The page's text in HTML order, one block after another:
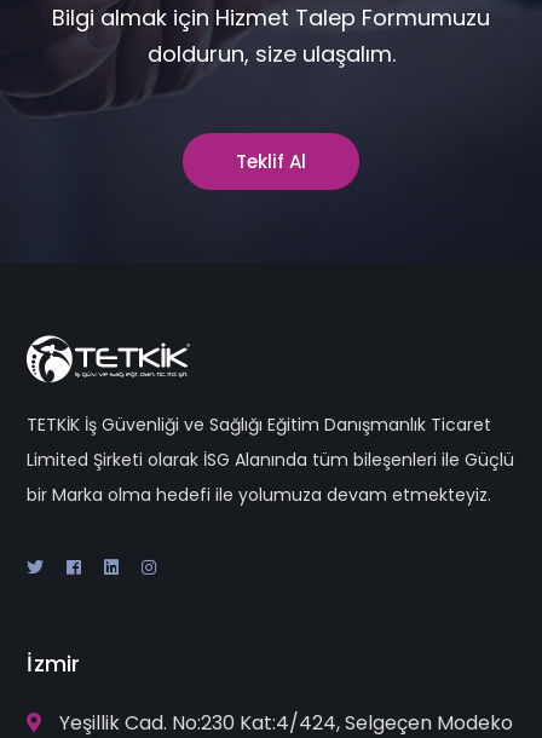
Bilgi almak için Hizmet Talep Formumuzu
doldurun, size ulaşalım.
Teklif Al
TETKİK İş Güvenliği ve Sağlığı Eğitim Danışmanlık Ticaret
Limited Şirketi olarak İSG Alanında tüm bileşenleri ile Güçlü
bir Marka olma hedefi ile yolumuza devam etmekteyiz.
İzmir
Yeşillik Cad. No:230 Kat:4/424, Selgeçen Modeko